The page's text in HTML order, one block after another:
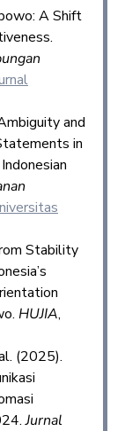
A Shift
and
in
Stability
HUJIA,
(2025).
Jurnal